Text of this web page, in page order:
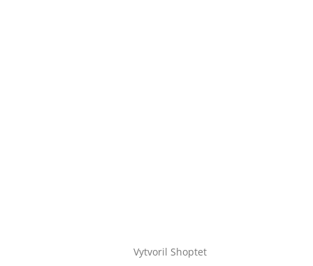
Vytvoril Shoptet